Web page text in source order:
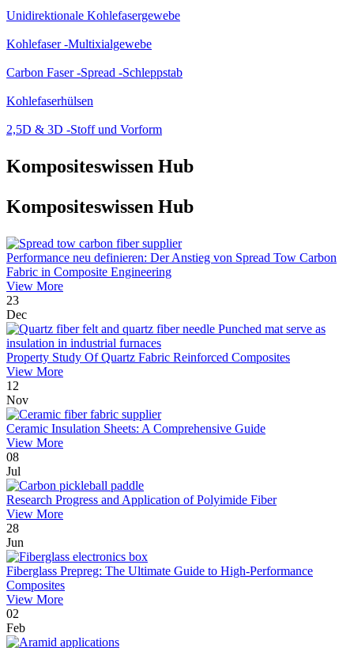
Unidirektionale Kohlefasergewebe
Kohlefaser -Multixialgewebe
Carbon Faser -Spread -Schleppstab
Kohlefaserhülsen
2,5D & 3D -Stoff und Vorform
Kompositeswissen Hub
Kompositeswissen Hub
Performance neu definieren: Der Anstieg von Spread Tow Carbon
Fabric in Composite Engineering
View More
23
Dec
Property Study Of Quartz Fabric Reinforced Composites
View More
12
Nov
Ceramic Insulation Sheets: A Comprehensive Guide
View More
08
Jul
Research Progress and Application of Polyimide Fiber
View More
28
Jun
Fiberglass Prepreg: The Ultimate Guide to High-Performance
Composites
View More
02
Feb